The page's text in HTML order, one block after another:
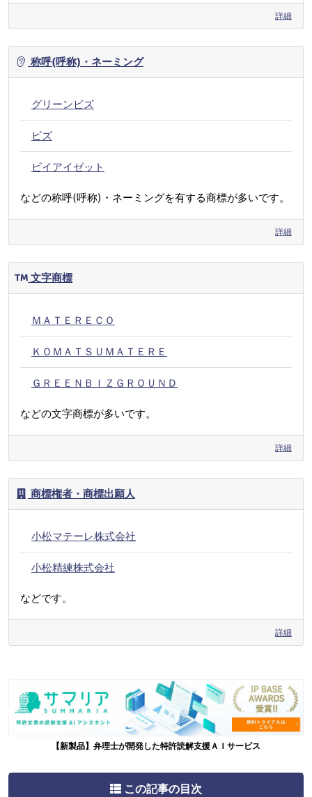
詳細
称呼(呼称)・ネーミング
グリーンビズ
ビズ
ビイアイゼット
などの称呼(呼称)・ネーミングを有する商標が多いです。
詳細
文字商標
ＭＡＴＥＲＥＣＯ
ＫＯＭＡＴＳＵＭＡＴＥＲＥ
ＧＲＥＥＮＢＩＺＧＲＯＵＮＤ
などの文字商標が多いです。
詳細
商標権者・商標出願人
小松マテーレ株式会社
小松精練株式会社
などです。
詳細
【新製品】弁理士が開発した特許読解支援ＡＩサービス
この記事の目次